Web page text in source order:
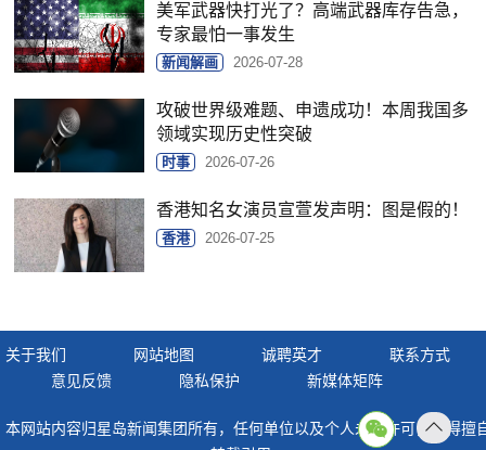
美军武器快打光了？高端武器库存告急，
专家最怕一事发生
新闻解画 2026-07-28
攻破世界级难题、申遗成功！本周我国多
领域实现历史性突破
时事 2026-07-26
香港知名女演员宣萱发声明：图是假的！
香港 2026-07-25
关于我们 网站地图 诚聘英才
联系方式
意见反馈
隐私保护 新媒体矩阵
本网站内容归星岛新闻集团所有，任何单位以及个人未经许可，不得擅